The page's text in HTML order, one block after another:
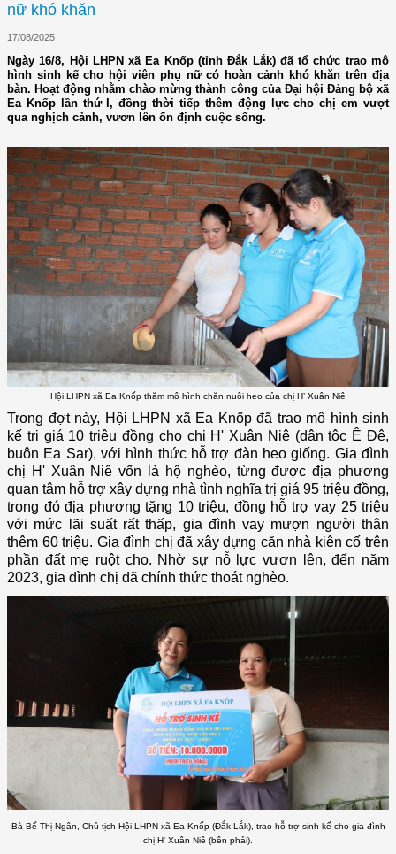
nữ khó khăn
17/08/2025
Ngày 16/8, Hội LHPN xã Ea Knốp (tỉnh Đắk Lắk) đã tổ chức trao mô
hình sinh kế cho hội viên phụ nữ có hoàn cảnh khó khăn trên địa
bàn. Hoạt động nhằm chào mừng thành công của Đại hội Đảng bộ xã
Ea Knốp lần thứ I, đồng thời tiếp thêm động lực cho chị em vượt
qua nghịch cảnh, vươn lên ổn định cuộc sống.
Hội LHPN xã Ea Knốp thăm mô hình chăn nuôi heo của chị H’ Xuân Niê
Trong đợt này, Hội LHPN xã Ea Knốp đã trao mô hình sinh
kế trị giá 10 triệu đồng cho chị H' Xuân Niê (dân tộc Ê Đê,
buôn Ea Sar), với hình thức hỗ trợ đàn heo giống. Gia đình
chị H' Xuân Niê vốn là hộ nghèo, từng được địa phương
quan tâm hỗ trợ xây dựng nhà tình nghĩa trị giá 95 triệu đồng,
trong đó địa phương tặng 10 triệu, đồng hỗ trợ vay 25 triệu
với mức lãi suất rất thấp, gia đình vay mượn người thân
thêm 60 triệu. Gia đình chị đã xây dựng căn nhà kiên cố trên
phần đất mẹ ruột cho. Nhờ sự nỗ lực vươn lên, đến năm
2023, gia đình chị đã chính thức thoát nghèo.
Bà Bế Thị Ngân, Chủ tịch Hội LHPN xã Ea Knốp (Đắk Lắk), trao hỗ trợ sinh kế cho gia đình
chị H' Xuân Niê (bên phải).